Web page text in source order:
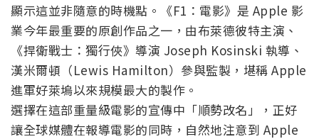
顯示這並非隨意的時機點。《F1：電影》是 Apple 影
業今年最重要的原創作品之一，由布萊德彼特主演、
《捍衛戰士：獨行俠》導演 Joseph Kosinski 執導、
漢米爾頓（Lewis Hamilton）參與監製，堪稱 Apple
進軍好萊塢以來規模最大的製作。
選擇在這部重量級電影的宣傳中「順勢改名」，正好
讓全球媒體在報導電影的同時，自然地注意到 Apple